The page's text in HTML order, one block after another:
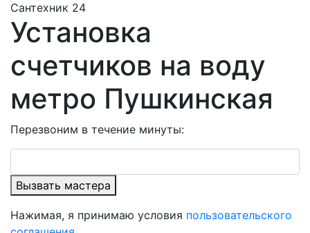
Сантехник 24
Установка
счетчиков на воду
метро Пушкинская
Перезвоним в течение минуты:
Вызвать мастера
Нажимая, я принимаю условия пользовательского